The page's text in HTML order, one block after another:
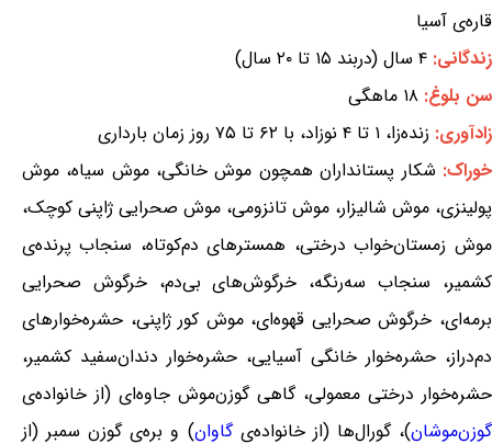
قاره‌ی آسیا
زندگانی: ۴ سال (دربند ۱۵ تا ۲۰ سال)
سن بلوغ: ۱۸ ماهگی
زادآوری: زنده‌زا، ۱ تا ۴ نوزاد، با ۶۲ تا ۷۵ روز زمان بارداری
خوراک: شکار پستانداران همچون موش خانگی، موش سیاه، موش
پولینزی، موش شالیزار، موش تانزومی، موش صحرایی ژاپنی کوچک،
موش زمستان‌خواب درختی، همسترهای دم‌کوتاه، سنجاب پرنده‌ی
کشمیر، سنجاب سه‌رنگه، خرگوش‌های بی‌دم، خرگوش صحرایی
برمه‌ای، خرگوش صحرایی قهوه‌ای، موش کور ژاپنی، حشره‌خوارهای
دم‌دراز، حشره‌خوار خانگی آسیایی، حشره‌خوار دندان‌سفید کشمیر،
حشره‌خوار درختی معمولی، گاهی گوزن‌موش جاوه‌ای (از خانواده‌ی
گوزن‌موشان)، گورال‌ها (از خانواده‌یگاوان) و بره‌ی گوزن سمبر (از